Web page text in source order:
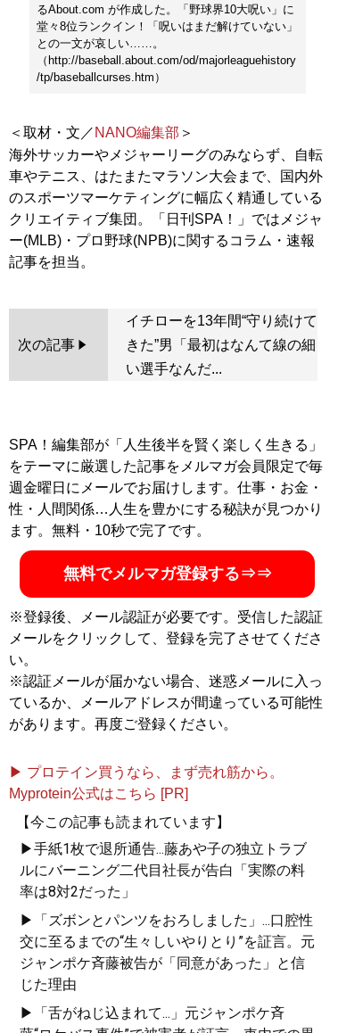
るAbout.com が作成した。「野球界10大呪い」に
堂々8位ランクイン！「呪いはまだ解けていない」
との一文が哀しい……。
（http://baseball.about.com/od/majorleaguehistory
/tp/baseballcurses.htm）
＜取材・文／ NANO編集部 ＞
海外サッカーやメジャーリーグのみならず、自転
車やテニス、はたまたマラソン大会まで、国内外
のスポーツマーケティングに幅広く精通している
クリエイティブ集団。「日刊SPA！」ではメジャ
ー(MLB)・プロ野球(NPB)に関するコラム・速報
次の記事
イチローを13年間“守り続けて
きた”男「最初はなんて線の細
い選手なんだ...
SPA！編集部が「人生後半を賢く楽しく生きる」
をテーマに厳選した記事をメルマガ会員限定で毎
週金曜日にメールでお届けします。仕事・お金・
性・人間関係…人生を豊かにする秘訣が見つかり
ます。無料・10秒で完了です。
無料でメルマガ登録する⇒⇒
※登録後、メール認証が必要です。受信した認証
メールをクリックして、登録を完了させてくださ
い。
※認証メールが届かない場合、迷惑メールに入っ
ているか、メールアドレスが間違っている可能性
があります。再度ご登録ください。
▶ プロテイン買うなら、まず売れ筋から。
Myprotein公式はこちら [PR]
【今この記事も読まれています】
▶手紙1枚で退所通告...藤あや子の独立トラブ
ルにバーニング二代目社長が告白「実際の料
率は8対2だった」
▶「ズボンとパンツをおろしました」...口腔性
交に至るまでの“生々しいやりとり”を証言。元
ジャンポケ斉藤被告が「同意があった」と信
じた理由
▶「舌がねじ込まれて...」元ジャンポケ斉